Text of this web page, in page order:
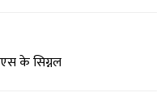
के सिग्नल